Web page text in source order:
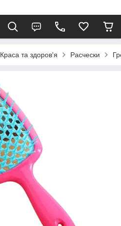
Краса та здоров'я Расчески